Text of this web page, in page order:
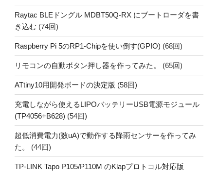
Raytac BLEドングル MDBT50Q-RX にブートローダを書
き込む (74回)
Raspberry Pi 5のRP1-Chipを使い倒す(GPIO) (68回)
リモコンの自動ボタン押し器を作ってみた。 (65回)
ATtiny10用開発ボードの決定版 (58回)
充電しながら使えるLIPOバッテリーUSB電源モジュール
(TP4056+B628) (54回)
超低消費電力(数uA)で動作する降雨センサーを作ってみ
た。
(44回)
TP-LINK Tapo P105/P110M のKlapプロトコル対応版